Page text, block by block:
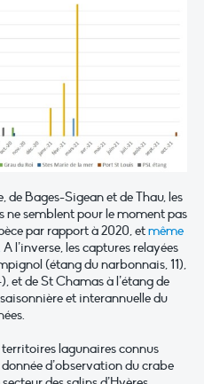
de Bages-Sigean et de Thau, les
ne semblent pour le moment pas
par rapport à 2020, etmême
A l’inverse, les captures relayées
(étang du narbonnais, 11),
et de St Chamas à l’étang de
et interannuelle du
lagunaires connus
d’observation du crabe